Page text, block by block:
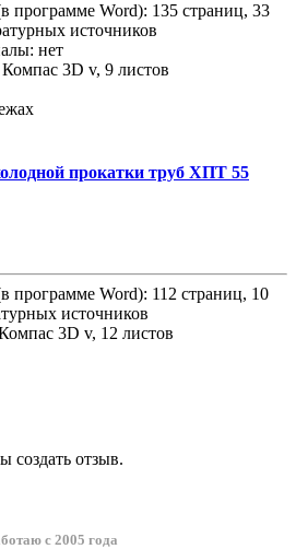
программе Word): 135 страниц, 33
источников
нет
3D v, 9 листов
прокатки труб ХПТ 55
программе Word): 112 страниц, 10
источников
3D v, 12 листов
создать отзыв.
с 2005 года